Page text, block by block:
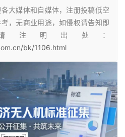
大媒体和自媒体，注册投稿低空
，无商业用途，如侵权请告知即
注明出处：
bk/1106.html